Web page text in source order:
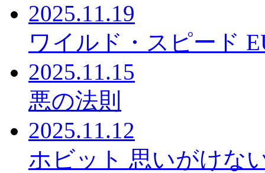
2025.11.19
ワイルド・スピード
2025.11.15
悪の法則
2025.11.12
ホビット 思いがけな